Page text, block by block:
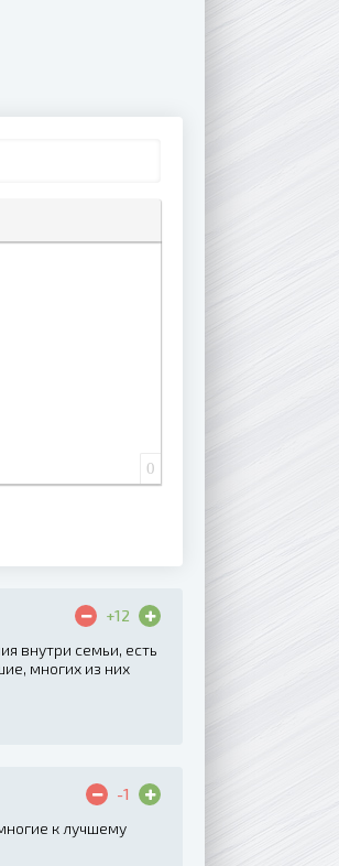
ТЕКСТА
СПОЙЛЕРА
0
+12
внутри семьи, есть
многих из них
-1
к лучшему